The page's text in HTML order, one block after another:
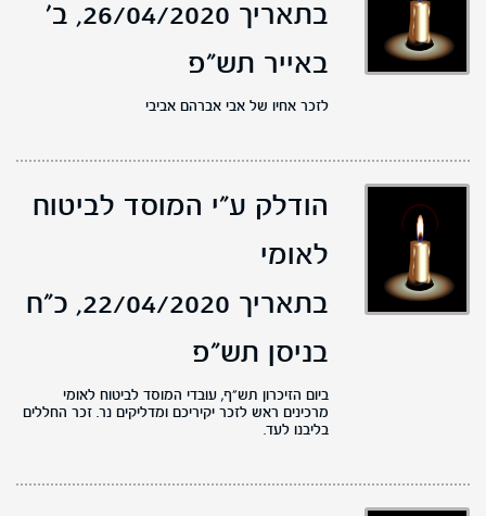
בתאריך 26/04/2020,
ב'
באייר תש"פ
לזכר אחיו של אבי אברהם אביבי
הודלק ע"י המוסד לביטוח
לאומי
בתאריך 22/04/2020,
כ"ח
בניסן תש"פ
ביום הזיכרון תש"ף, עובדי המוסד לביטוח לאומי
מרכינים ראש לזכר יקיריכם ומדליקים נר. זכר החללים
בליבנו לעד.